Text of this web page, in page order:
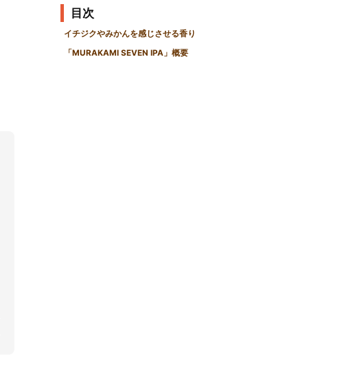
目次
イチジクやみかんを感じさせる香り
「MURAKAMI SEVEN IPA」概要